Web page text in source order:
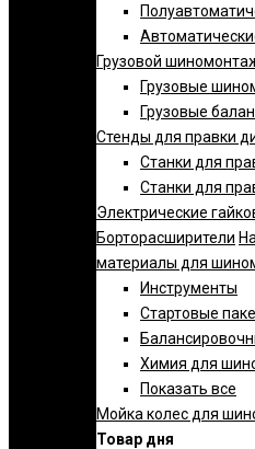
Грузовой
Грузовые
Грузовые
Стенды для правки
Cтанки для
Станки для
Электрические
Борторасширители
материалы для
Инструменты
Стартовые
Химия для
Показать все
Мойка колес для
Товар дня